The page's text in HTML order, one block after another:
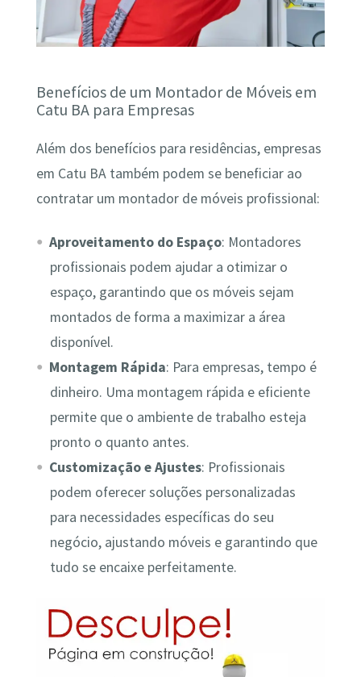
Benefícios de um Montador de Móveis em
Catu BA para Empresas
Além dos benefícios para residências, empresas
em Catu BA também podem se beneficiar ao
contratar um montador de móveis profissional:
Aproveitamento do Espaço: Montadores
profissionais podem ajudar a otimizar o
espaço, garantindo que os móveis sejam
montados de forma a maximizar a área
disponível.
Montagem Rápida: Para empresas, tempo é
dinheiro. Uma montagem rápida e eficiente
permite que o ambiente de trabalho esteja
pronto o quanto antes.
Customização e Ajustes: Profissionais
podem oferecer soluções personalizadas
para necessidades específicas do seu
negócio, ajustando móveis e garantindo que
tudo se encaixe perfeitamente.